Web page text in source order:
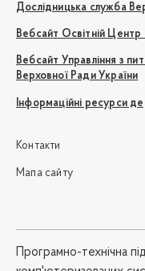
Дослідницька служба
Вебсайт Освітній Центр
Вебсайт Управління з
Верховної Ради України
Інформаційні ресурси
Контакти
Мапа сайту
Програмно-технічна